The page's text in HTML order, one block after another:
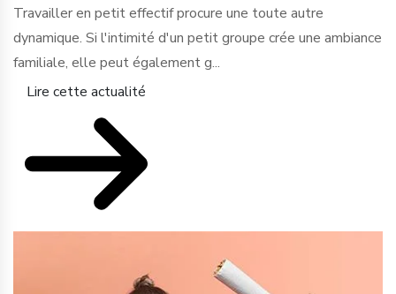
Travailler en petit effectif procure une toute autre
dynamique. Si l'intimité d'un petit groupe crée une ambiance
familiale, elle peut également g...
Lire cette actualité